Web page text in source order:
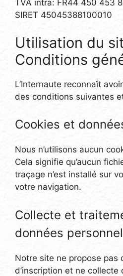
TVA intra: FR44 450 453
SIRET 45045388100010
Utilisation du
Conditions
L’Internaute reconnaît
des conditions suivantes
Cookies et
Nous n’utilisons aucun
Cela signifie qu’aucun
traçage n’est installé sur
votre navigation.
Collecte et
données
Notre site ne propose pas
d’inscription et ne collecte